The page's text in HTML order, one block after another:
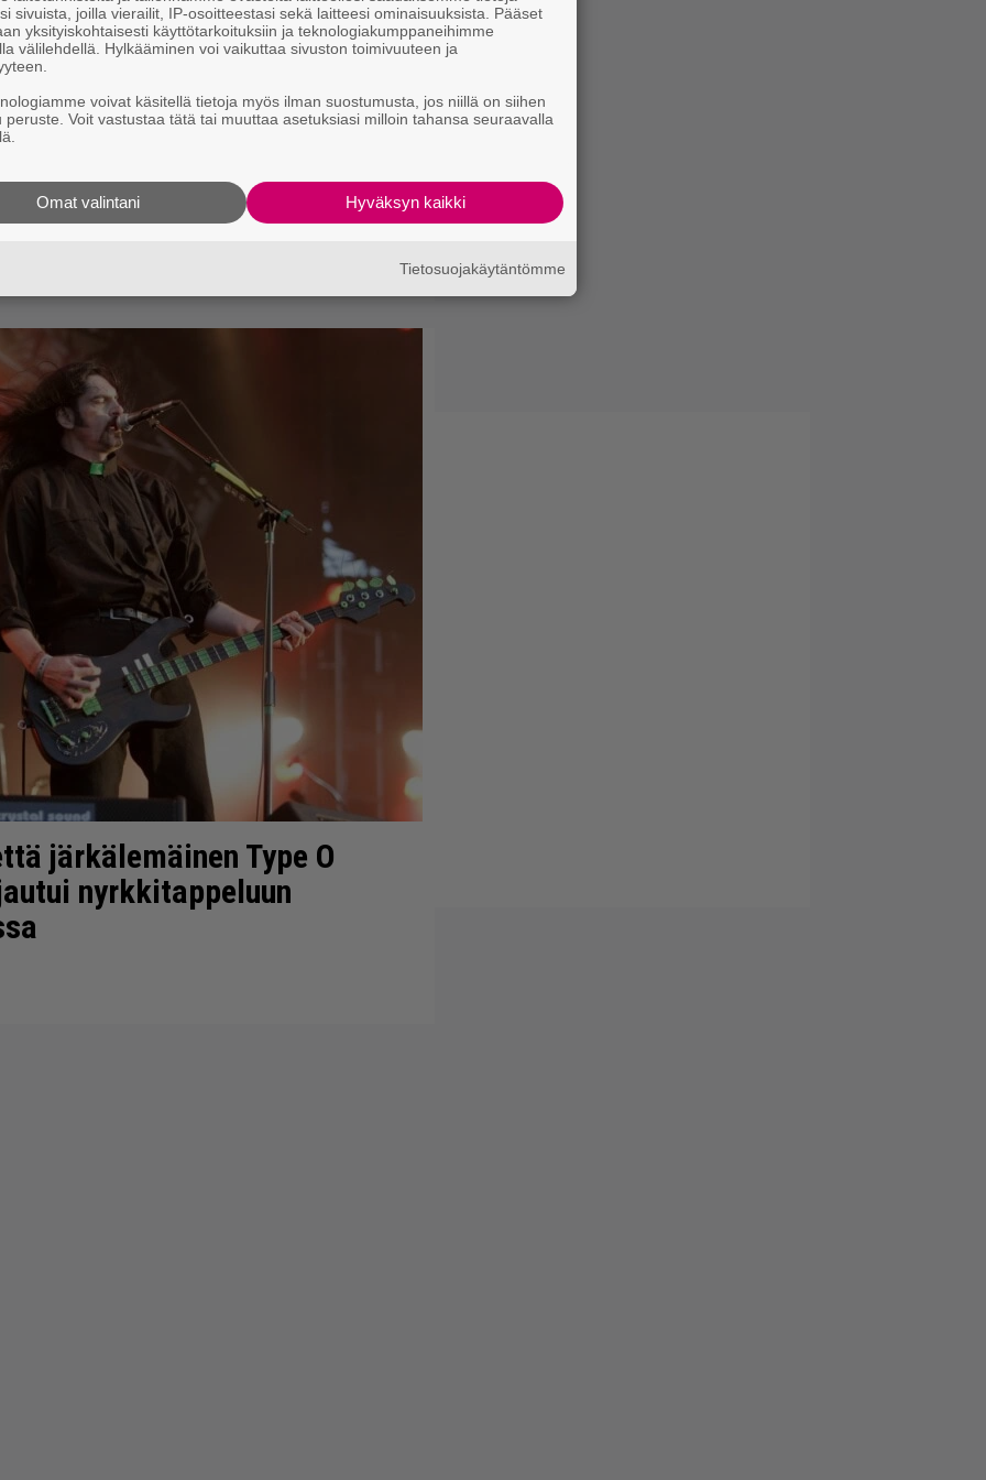
Deftones-laulajalla
aidon Sepultura-
järkälemäinen Type O
nyrkkitappeluun
sivuista, joilla vierailit, IP-osoitteestasi sekä laitteesi ominaisuuksista. Pääset
yksityiskohtaisesti käyttötarkoituksiin ja teknologiakumppaneihimme
välilehdellä. Hylkääminen voi vaikuttaa sivuston toimivuuteen ja
voivat käsitellä tietoja myös ilman suostumusta, jos niillä on siihen
peruste. Voit vastustaa tätä tai muuttaa asetuksiasi milloin tahansa seuraavalla
Hyväksyn kaikki
Omat valintani
Tietosuojakäytäntömme